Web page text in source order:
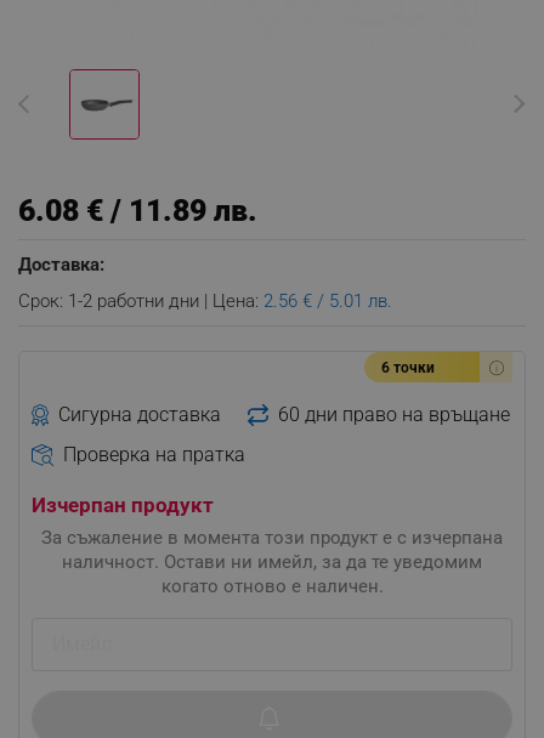
6.08 € / 11.89 лв.
Доставка:
Срок: 1-2 работни дни | Цена: 2.56 € / 5.01 лв.
6 точки
Сигурна доставка
60 дни право на връщане
Проверка на пратка
Изчерпан продукт
За съжаление в момента този продукт е с изчерпана
наличност. Остави ни имейл, за да те уведомим
когато отново е наличен.